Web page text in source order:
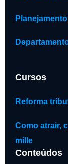
Cursos
Reforma
Como atrair,
mille
Conteúdos